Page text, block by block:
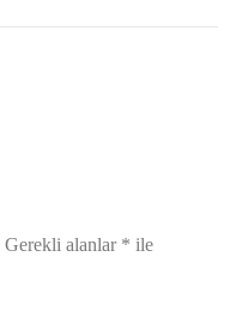
Gerekli alanlar * ile